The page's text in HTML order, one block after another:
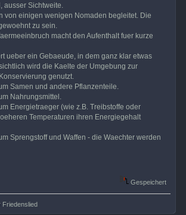
ausser Sichtweite.
von einigen wenigen Nomaden begleitet. Die
zu sein.
macht den Aufenthalt fuer kurze
ueber ein Gebaeude, in dem ganz klar etwas
wird die Kaelte der Umgebung zur
genutzt.
Samen und andere Pflanzenteile.
Nahrungsmittel.
Energietraeger (wie z.B. Treibstoffe oder
Temperaturen ihren Energiegehalt
Sprengstoff und Waffen - die Waechter werden
Gespeichert
Friedenslied